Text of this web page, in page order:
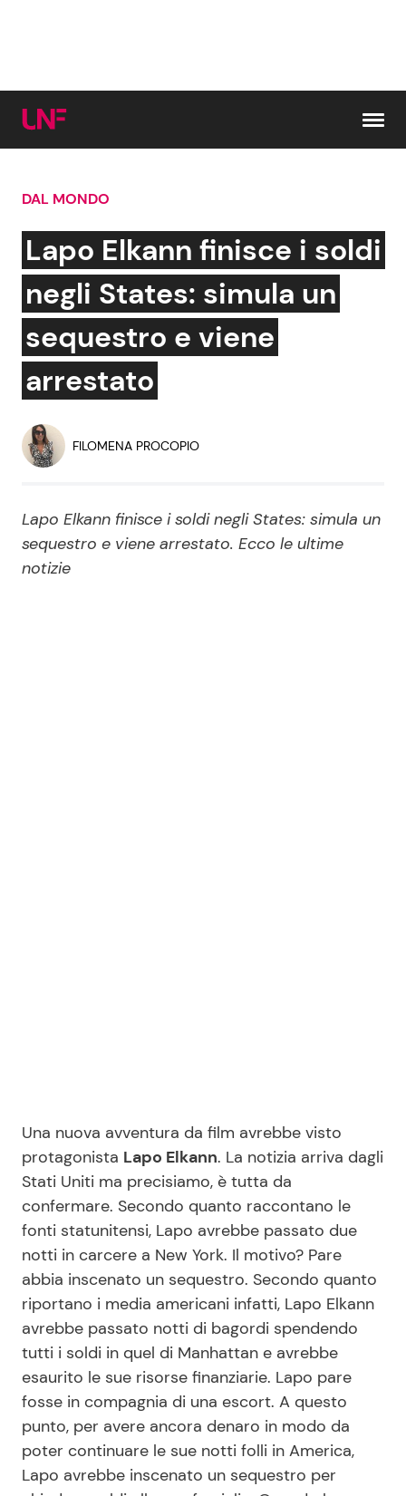
Cerca:
News e Cronaca
Attualità Italiana
Dal Mondo
Economia
Persone Scomparse
Politica
Gossip e TV
Bellezze VIP
Reality e Talent
Viaggi e Turismo
Festività
Ricette Feste
Ricette per Bambini
Seguici
Info
Chi siamo
Disclaimer e Privacy
Redazione
DAL MONDO
Lapo Elkann finisce i soldi
negli States: simula un
sequestro e viene
arrestato
FILOMENA PROCOPIO
Lapo Elkann finisce i soldi negli States: simula un
sequestro e viene arrestato. Ecco le ultime
notizie
Una nuova avventura da film avrebbe visto
protagonista Lapo Elkann. La notizia arriva dagli
Stati Uniti ma precisiamo, è tutta da
confermare. Secondo quanto raccontano le
fonti statunitensi, Lapo avrebbe passato due
notti in carcere a New York. Il motivo? Pare
abbia inscenato un sequestro. Secondo quanto
riportano i media americani infatti, Lapo Elkann
avrebbe passato notti di bagordi spendendo
tutti i soldi in quel di Manhattan e avrebbe
esaurito le sue risorse finanziarie. Lapo pare
fosse in compagnia di una escort. A questo
punto, per avere ancora denaro in modo da
poter continuare le sue notti folli in America,
Lapo avrebbe inscenato un sequestro per